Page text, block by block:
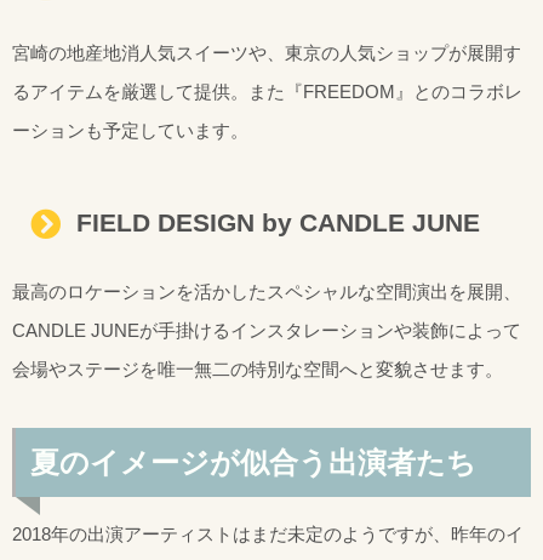
宮崎の地産地消人気スイーツや、東京の人気ショップが展開す
るアイテムを厳選して提供。また『FREEDOM』とのコラボレ
ーションも予定しています。
FIELD DESIGN by CANDLE JUNE
最高のロケーションを活かしたスペシャルな空間演出を展開、
CANDLE JUNEが手掛けるインスタレーションや装飾によって
会場やステージを唯一無二の特別な空間へと変貌させます。
夏のイメージが似合う出演者たち
2018年の出演アーティストはまだ未定のようですが、昨年のイ